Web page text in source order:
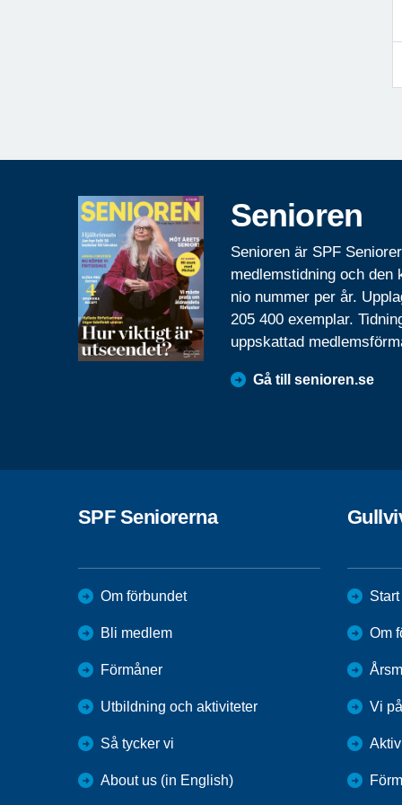
Senioren
Senioren är SPF
medlemstidning och den
nio nummer per år.
205 400 exemplar.
uppskattad
Gå till senioren.se
SPF Seniorerna
Om förbundet
Bli medlem
Förmåner
Utbildning och aktiviteter
Så tycker vi
About us (in English)
Start
Om
Vi